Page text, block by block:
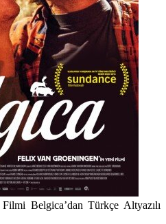
Belgica’dan Türkçe Altyazılı